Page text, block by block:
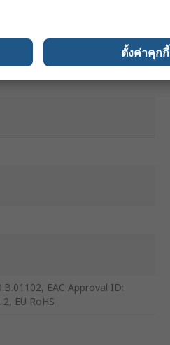
EAC Approval ID:
EU RoHS
ตั้งค่าคุกกี้